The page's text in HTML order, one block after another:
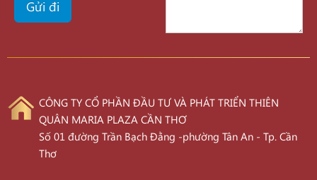
CÔNG TY CỔ PHẦN ĐẦU TƯ VÀ PHÁT TRIỂN THIÊN
QUÂN MARIA PLAZA CẦN THƠ
Số 01 đường Trần Bạch Đằng -phường Tân An - Tp. Cần
Thơ